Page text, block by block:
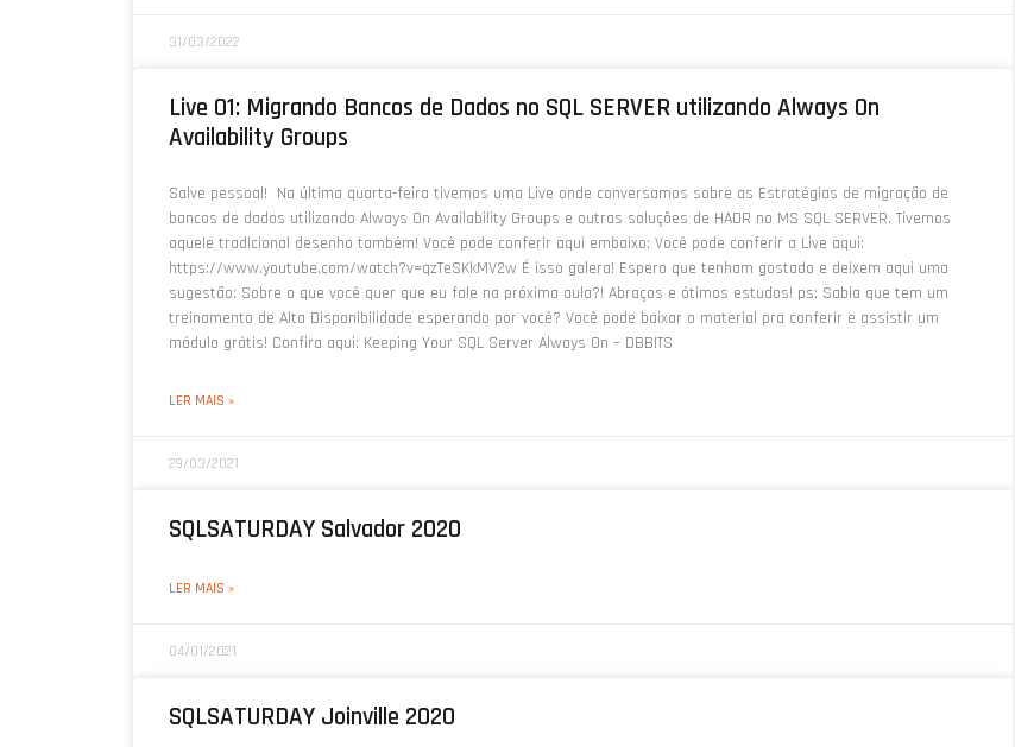
31/03/2022
Live 01: Migrando Bancos de Dados no SQL SERVER utilizando Always On
Availability Groups
Salve pessoal! Na última quarta-feira tivemos uma Live onde conversamos sobre as Estratégias de migração de
bancos de dados utilizando Always On Availability Groups e outras soluções de HADR no MS SQL SERVER. Tivemos
aquele tradicional desenho também! Você pode conferir aqui embaixo: Você pode conferir a Live aqui:
https://www.youtube.com/watch?v=qzTeSKkMV2w É isso galera! Espero que tenham gostado e deixem aqui uma
sugestão: Sobre o que você quer que eu fale na próxima aula?! Abraços e ótimos estudos! ps: Sabia que tem um
treinamento de Alta Disponibilidade esperando por você? Você pode baixar o material pra conferir e assistir um
módulo grátis! Confira aqui: Keeping Your SQL Server Always On – DBBITS
LER MAIS »
29/03/2021
SQLSATURDAY Salvador 2020
LER MAIS »
04/01/2021
SQLSATURDAY Joinville 2020